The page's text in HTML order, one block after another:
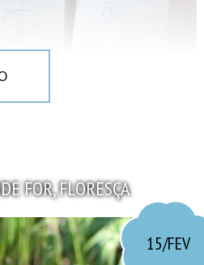
FOR, FLORESÇA
15/FEV